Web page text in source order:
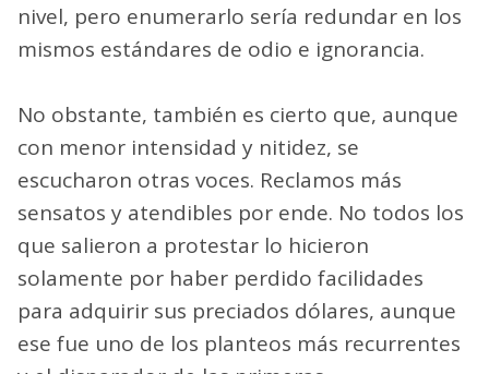
nivel, pero enumerarlo sería redundar en los
mismos estándares de odio e ignorancia.
No obstante, también es cierto que, aunque
con menor intensidad y nitidez, se
escucharon otras voces. Reclamos más
sensatos y atendibles por ende. No todos los
que salieron a protestar lo hicieron
solamente por haber perdido facilidades
para adquirir sus preciados dólares, aunque
ese fue uno de los planteos más recurrentes